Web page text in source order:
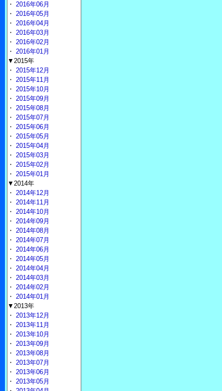
・ 2016年06月
・ 2016年05月
・ 2016年04月
・ 2016年03月
・ 2016年02月
・ 2016年01月
▼2015年
・ 2015年12月
・ 2015年11月
・ 2015年10月
・ 2015年09月
・ 2015年08月
・ 2015年07月
・ 2015年06月
・ 2015年05月
・ 2015年04月
・ 2015年03月
・ 2015年02月
・ 2015年01月
▼2014年
・ 2014年12月
・ 2014年11月
・ 2014年10月
・ 2014年09月
・ 2014年08月
・ 2014年07月
・ 2014年06月
・ 2014年05月
・ 2014年04月
・ 2014年03月
・ 2014年02月
・ 2014年01月
▼2013年
・ 2013年12月
・ 2013年11月
・ 2013年10月
・ 2013年09月
・ 2013年08月
・ 2013年07月
・ 2013年06月
・ 2013年05月